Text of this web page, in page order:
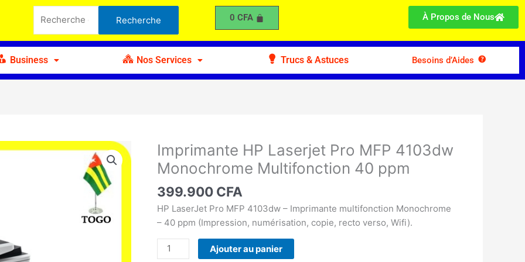
pour :
Recherche 0 CFA À Propos de Nous
Business Nos Services Trucs & Astuces Besoins d’Aides
Imprimante HP Laserjet Pro MFP 4103dw
Monochrome Multifonction 40 ppm
399.900 CFA
HP LaserJet Pro MFP 4103dw – Imprimante multifonction Monochrome
– 40 ppm (Impression, numérisation, copie, recto verso, Wifi).
quantité
de
Imprimante
HP
Laserjet
Pro
4103dw
Monochrome
Ajouter au panier
Laserjet
Pro
MFP
Multifonction